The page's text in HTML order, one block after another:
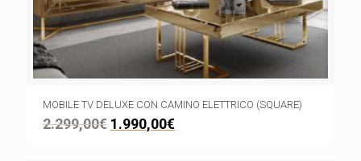
MOBILE TV DELUXE CON CAMINO ELETTRICO (SQUARE)
2.299,00€ 1.990,00€